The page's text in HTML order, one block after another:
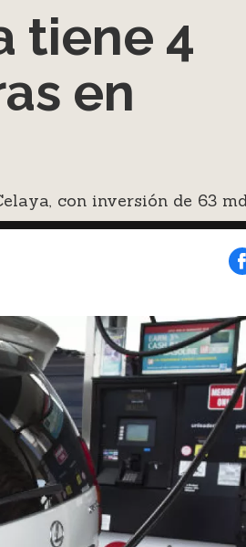
tiene 4
en
con inversión de 63